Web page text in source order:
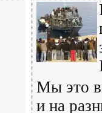
Мы это
и на